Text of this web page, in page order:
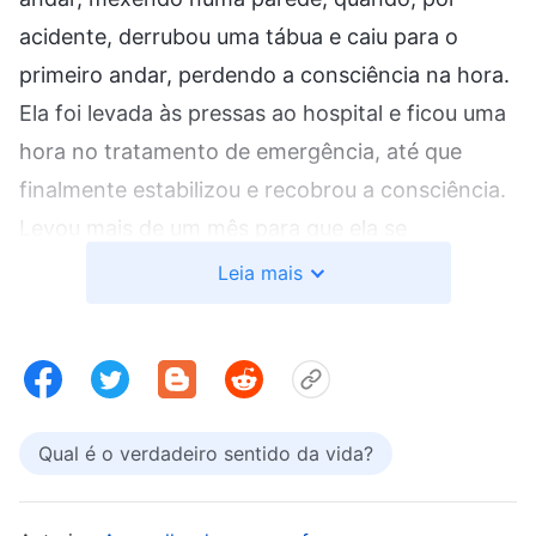
acidente, derrubou uma tábua e caiu para o
primeiro andar, perdendo a consciência na hora.
Ela foi levada às pressas ao hospital e ficou uma
hora no tratamento de emergência, até que
finalmente estabilizou e recobrou a consciência.
Levou mais de um mês para que ela se
recuperasse o suficiente para deixar o hospital.
minha esposa havia tido alta do hospital e veio
Deus dos últimos dias. Lembro que fiquei
Leia mais
Qual é o verdadeiro sentido da vida?